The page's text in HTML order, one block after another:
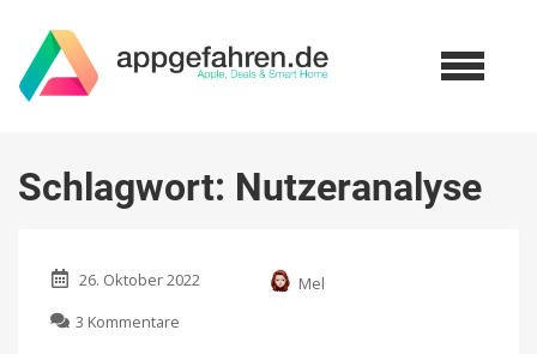
Schlagwort: Nutzeranalyse
26. Oktober 2022
Mel
3 Kommentare